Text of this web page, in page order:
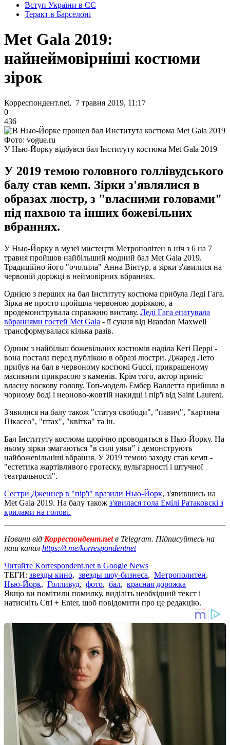
Вступ України в ЄС
Теракт в Барселоні
Met Gala 2019:
найнеймовірніші костюми
зірок
Корреспондент.net, 7 травня 2019, 11:17
0
436
Фото: vogue.ru
У Нью-Йорку відбувся бал Інституту костюма Met Gala 2019
У 2019 темою головного голлівудського
балу став кемп. Зірки з'являлися в
образах люстр, з "власними головами"
під пахвою та інших божевільних
вбраннях.
У Нью-Йорку в музеї мистецтв Метрополітен в ніч з 6 на 7
травня пройшов найбільший модний бал Met Gala 2019.
Традиційно його "очолила" Анна Вінтур, а зірки з'явилися на
червоній доріжці в неймовірних вбраннях.
Однією з перших на бал Інституту костюма прибула Леді Гага.
Зірка не просто пройшла червоною доріжкою, а
продемонструвала справжню виставу. Леді Гага епатувала
вбраннями гостей Met Gala - її сукня від Brandon Maxwell
трансформувалася кілька разів.
Одним з найбільш божевільних костюмів наділа Кеті Перрі -
вона постала перед публікою в образі люстри. Джаред Лето
прибув на бал в червоному костюмі Gucci, прикрашеному
масивним прикрасою з каменів. Крім того, актор приніс
власну воскову голову. Топ-модель Ембер Валлетта прийшла в
чорному боді і неоново-жовтій накидці і пір'ї від Saint Laurent.
З'явилися на балу також "статуя свободи", "павич", "картина
Пікассо", "птах", "квітка" та ін.
Бал Інституту костюма щорічно проводиться в Нью-Йорку. На
ньому зірки змагаються "в силі уяви" і демонструють
найбожевільніші вбрання. У 2019 темою заходу став кемп -
"естетика жартівливого гротеску, вульгарності і штучної
театральності".
Сестри Дженнер в "пір'ї" вразили Нью-Йорк, з'явившись на
Met Gala 2019. На балу також з'явилася гола Емілі Ратаковскі з
крилами на голові.
Новини від Корреспондент.netв Telegram. Підписуйтесь на
наш канал https://t.me/korrespondentnet
Читайте Korrespondent.net в Google News
ТЕГИ: звезды кино, звезды шоу-бизнеса, Метрополитен,
Нью-Йорк, Голливуд, фото, бал, красная дорожка
Якщо ви помітили помилку, виділіть необхідний текст і
натисніть Ctrl + Enter, щоб повідомити про це редакцію.